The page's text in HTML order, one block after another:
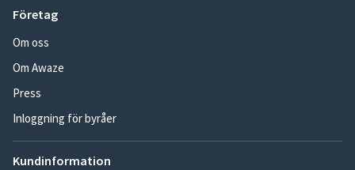
Företag
Om oss
Om Awaze
Press
Inloggning för byråer
Kundinformation